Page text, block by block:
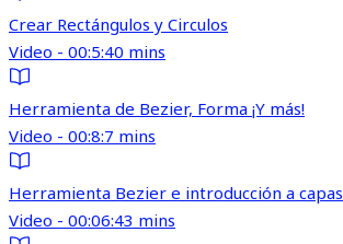
Crear Rectángulos y Circulos
Video - 00:5:40 mins
Herramienta de Bezier, Forma ¡Y más!
Video - 00:8:7 mins
Herramienta Bezier e introducción a capas
Video - 00:06:43 mins